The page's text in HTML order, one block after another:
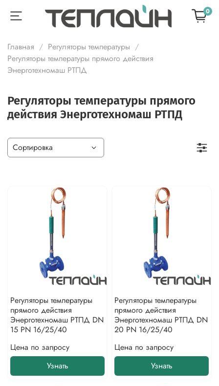
0
Главная
Регуляторы температуры
Регуляторы температуры прямого действия
Энерготехномаш РТПД
Регуляторы температуры прямого
действия Энерготехномаш РТПД
Регуляторы температуры
прямого действия
Энерготехномаш РТПД DN
15 PN 16/25/40
Цена по запросу
Узнать
Регуляторы температуры
прямого действия
Энерготехномаш РТПД DN
20 PN 16/25/40
Цена по запросу
Узнать